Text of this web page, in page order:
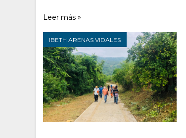
Leer más »
IBETH ARENAS VIDALES